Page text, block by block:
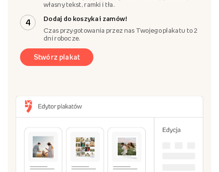
własny tekst, ramki i tła.
4
Dodaj do koszyka i zamów!
Czas przygotowania przez nas Twojego plakatu to 2
dni robocze.
Stwórz plakat